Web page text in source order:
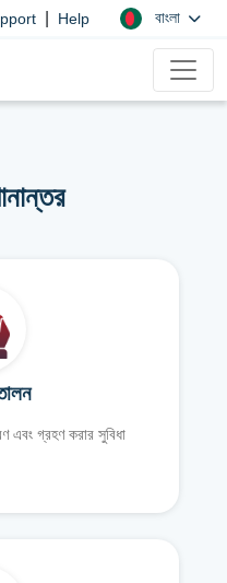
Help বাংলা
এবং গ্রহণ করার সুবিধা